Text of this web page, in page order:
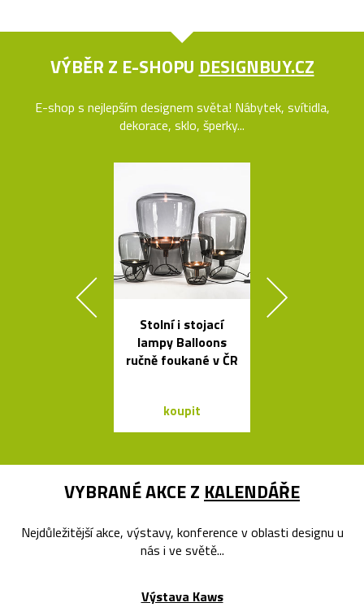
VÝBĚR Z E-SHOPU DESIGNBUY.CZ
E-shop s nejlepším designem světa! Nábytek, svítidla,
dekorace, sklo, šperky...
Stolní i stojací
lampy Balloons
ručně foukané v ČR
koupit
VYBRANÉ AKCE Z KALENDÁŘE
Nejdůležitější akce, výstavy, konference v oblasti designu u
nás i ve světě...
Výstava Kaws